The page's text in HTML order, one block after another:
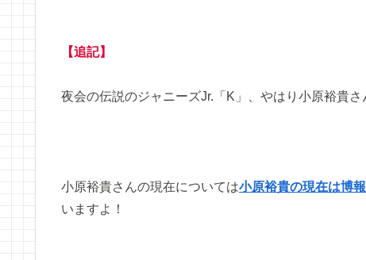
【追記】
夜会の伝説のジャニーズJr.「K」、やはり小原裕貴さ
小原裕貴さんの現在については小原裕貴の現在は博
いますよ！